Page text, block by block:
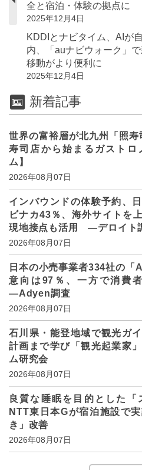
全と宿泊・体験の拠点に
2025年12月4日
KDDIとナビタイム、AIが
内、「auナビウォーク」
移動がより便利に
2025年12月4日
新着記事
世界の富裕層が北九州「照
寿司店から始まるガストロ
ム】
2026年08月07日
インバウンドの体験予約、
ビナカ43％、海外サイトを
現地接点も活用 ―デロイト
2026年08月07日
日本の小売事業者334社の「
意向は97％、一方で消費
―Adyen調査
2026年08月07日
石川県・能登地域で観光ガ
計画まで学び「観光起業
ム研究会
2026年08月07日
良質な睡眠を目的とした
NTT東日本Gが宿泊施設で
き」改善
2026年08月07日